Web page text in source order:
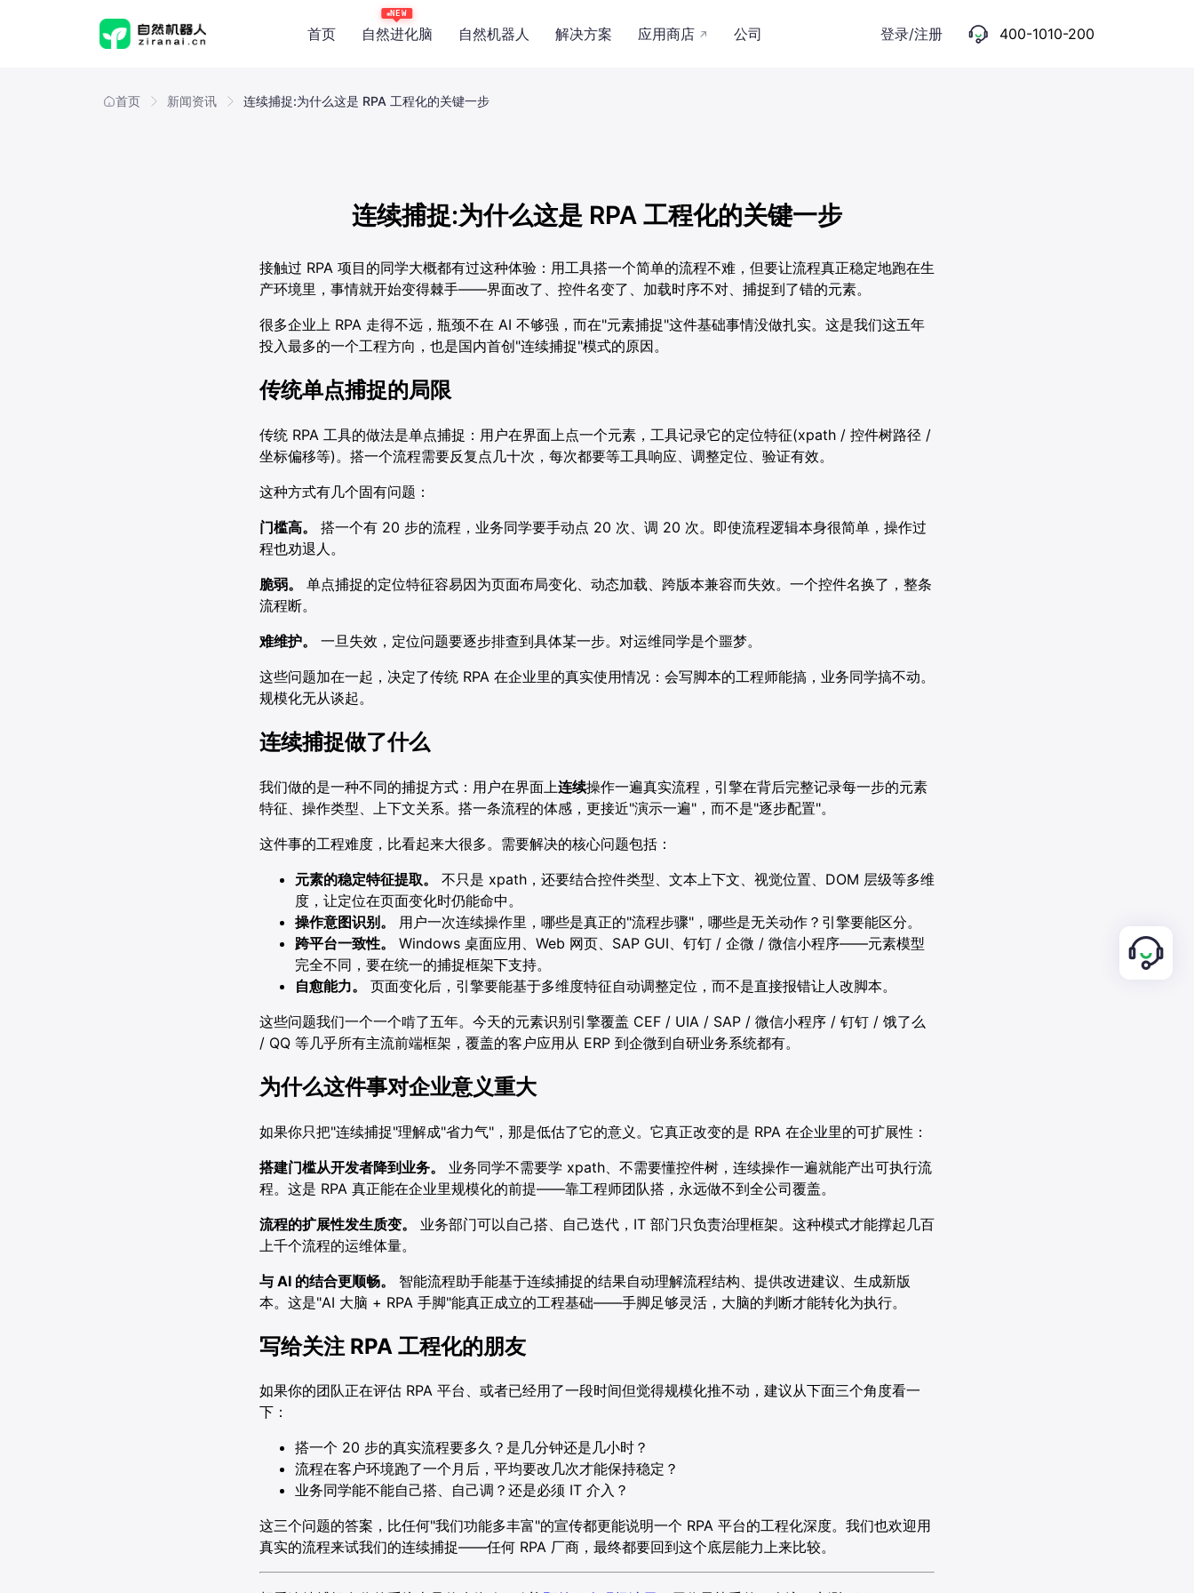
首页 自然进化脑
NEW
产品能力
自然机器人
产品能力
解决方案
制造
AI舆情管理解决方案 AI直播获客解决方案
应用商店 ↗
公司
登录/注册 400-1010-200
首页 新闻资讯 连续捕捉:为什么这是 RPA 工程化的关键一步
连续捕捉:为什么这是 RPA 工程化的关键一步
接触过 RPA 项目的同学大概都有过这种体验：用工具搭一个简单的流程不难，但要让流程真正稳定地跑在生
产环境里，事情就开始变得棘手——界面改了、控件名变了、加载时序不对、捕捉到了错的元素。
很多企业上 RPA 走得不远，瓶颈不在 AI 不够强，而在"元素捕捉"这件基础事情没做扎实。这是我们这五年
投入最多的一个工程方向，也是国内首创"连续捕捉"模式的原因。
传统单点捕捉的局限
传统 RPA 工具的做法是单点捕捉：用户在界面上点一个元素，工具记录它的定位特征(xpath / 控件树路径 /
坐标偏移等)。搭一个流程需要反复点几十次，每次都要等工具响应、调整定位、验证有效。
这种方式有几个固有问题：
门槛高。
搭一个有 20 步的流程，业务同学要手动点 20 次、调 20 次。即使流程逻辑本身很简单，操作过
程也劝退人。
脆弱。
单点捕捉的定位特征容易因为页面布局变化、动态加载、跨版本兼容而失效。一个控件名换了，整条
流程断。
难维护。
一旦失效，定位问题要逐步排查到具体某一步。对运维同学是个噩梦。
这些问题加在一起，决定了传统 RPA 在企业里的真实使用情况：会写脚本的工程师能搞，业务同学搞不动。
规模化无从谈起。
连续捕捉做了什么
我们做的是一种不同的捕捉方式：用户在界面上连续操作一遍真实流程，引擎在背后完整记录每一步的元素
特征、操作类型、上下文关系。搭一条流程的体感，更接近"演示一遍"，而不是"逐步配置"。
这件事的工程难度，比看起来大很多。需要解决的核心问题包括：
元素的稳定特征提取。
不只是 xpath，还要结合控件类型、文本上下文、视觉位置、DOM 层级等多维
度，让定位在页面变化时仍能命中。
操作意图识别。
用户一次连续操作里，哪些是真正的"流程步骤"，哪些是无关动作？引擎要能区分。
跨平台一致性。
Windows 桌面应用、Web 网页、SAP GUI、钉钉 / 企微 / 微信小程序——元素模型
完全不同，要在统一的捕捉框架下支持。
自愈能力。
页面变化后，引擎要能基于多维度特征自动调整定位，而不是直接报错让人改脚本。
这些问题我们一个一个啃了五年。今天的元素识别引擎覆盖 CEF / UIA / SAP / 微信小程序 / 钉钉 / 饿了么
/ QQ 等几乎所有主流前端框架，覆盖的客户应用从 ERP 到企微到自研业务系统都有。
为什么这件事对企业意义重大
如果你只把"连续捕捉"理解成"省力气"，那是低估了它的意义。它真正改变的是 RPA 在企业里的可扩展性：
搭建门槛从开发者降到业务。
业务同学不需要学 xpath、不需要懂控件树，连续操作一遍就能产出可执行流
程。这是 RPA 真正能在企业里规模化的前提——靠工程师团队搭，永远做不到全公司覆盖。
流程的扩展性发生质变。
业务部门可以自己搭、自己迭代，IT 部门只负责治理框架。这种模式才能撑起几百
上千个流程的运维体量。
与 AI 的结合更顺畅。
智能流程助手能基于连续捕捉的结果自动理解流程结构、提供改进建议、生成新版
本。这是"AI 大脑 + RPA 手脚"能真正成立的工程基础——手脚足够灵活，大脑的判断才能转化为执行。
写给关注 RPA 工程化的朋友
如果你的团队正在评估 RPA 平台、或者已经用了一段时间但觉得规模化推不动，建议从下面三个角度看一
下：
搭一个 20 步的真实流程要多久？是几分钟还是几小时？
流程在客户环境跑了一个月后，平均要改几次才能保持稳定？
业务同学能不能自己搭、自己调？还是必须 IT 介入？
这三个问题的答案，比任何"我们功能多丰富"的宣传都更能说明一个 RPA 平台的工程化深度。我们也欢迎用
真实的流程来试我们的连续捕捉——任何 RPA 厂商，最终都要回到这个底层能力上来比较。